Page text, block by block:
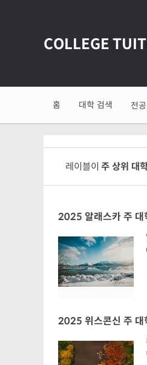
COLLEGE
홈 대학 검색 전
레이블이 주 상위 대
2025 알래스카 주 대
2025 위스콘신 주 대